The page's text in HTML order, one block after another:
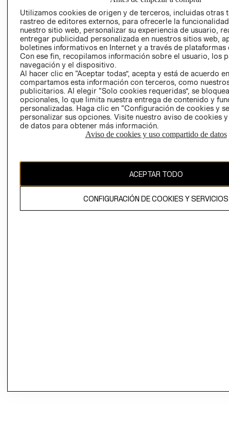
PETICIONES
QUEJAS Y
RECLAMOS
Colombia ($)
CAMBIAR REGIÓN
El contenido de esta página web está protegido por copyright y es
propiedad de H&M Hennes & Mauritz AB.
Utilizamos cookies de origen y de terceros, incluidas otras
rastreo de editores externos, para ofrecerle la
nuestro sitio web, personalizar su experiencia de usuario,
entregar publicidad personalizada en nuestros sitios web,
boletines informativos en Internet y a través de plataformas
Con ese fin, recopilamos información sobre el usuario, los
navegación y el dispositivo.
Al hacer clic en “Aceptar todas”, acepta y está de acuerdo
compartamos esta información con terceros, como
publicitarios. Al elegir “Solo cookies requeridas”, se
opcionales, lo que limita nuestra entrega de contenido y
personalizadas. Haga clic en “Configuración de cookies y
personalizar sus opciones. Visite nuestro aviso de cookies
de datos para obtener más información.
Aviso de cookies y uso compartido de datos
ACEPTAR TODO
CONFIGURACIÓN DE COOKIES Y SERVICIOS